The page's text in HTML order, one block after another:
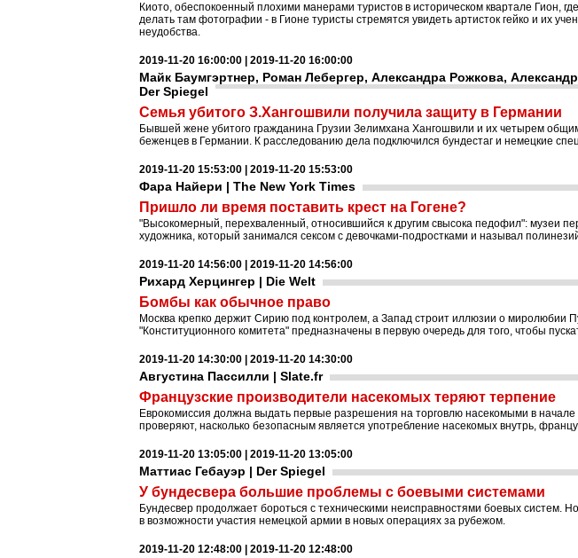
Киото, обеспокоенный плохими манерами туристов в историческом квартале Гион,
делать там фотографии - в Гионе туристы стремятся увидеть артисток гейко и их
неудобства.
2019-11-20 16:00:00 | 2019-11-20 16:00:00
Майк Баумгэртнер, Роман Лебергер, Александра Рожкова,
Der Spiegel
Семья убитого З.Хангошвили получила защиту в Германии
Бывшей жене убитого гражданина Грузии Зелимхана Хангошвили и их четырем
беженцев в Германии. К расследованию дела подключился бундестаг и немецкие
2019-11-20 15:53:00 | 2019-11-20 15:53:00
Фара Найери | The New York Times
Пришло ли время поставить крест на Гогене?
"Высокомерный, перехваленный, относившийся к другим свысока педофил": музеи
художника, который занимался сексом с девочками-подростками и называл
2019-11-20 14:56:00 | 2019-11-20 14:56:00
Рихард Херцингер | Die Welt
Бомбы как обычное право
Москва крепко держит Сирию под контролем, а Запад строит иллюзии о миролюбии
"Конституционного комитета" предназначены в первую очередь для того, чтобы
2019-11-20 14:30:00 | 2019-11-20 14:30:00
Августина Пассилли | Slate.fr
Французские производители насекомых теряют терпение
Еврокомиссия должна выдать первые разрешения на торговлю насекомыми в
проверяют, насколько безопасным является употребление насекомых внутрь,
2019-11-20 13:05:00 | 2019-11-20 13:05:00
Маттиас Гебауэр | Der Spiegel
У бундесвера большие проблемы с боевыми системами
Бундесвер продолжает бороться с техническими неисправностями боевых систем.
в возможности участия немецкой армии в новых операциях за рубежом.
2019-11-20 12:48:00 | 2019-11-20 12:48:00